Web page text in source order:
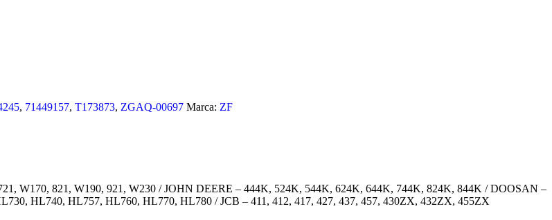
, 71449157, T173873, ZGAQ-00697 Marca: ZF
W170, 821, W190, 921, W230 / JOHN DEERE – 444K, 524K, 544K, 624K, 644K, 744K, 824K, 844K / DOOSAN –
HL740, HL757, HL760, HL770, HL780 / JCB – 411, 412, 417, 427, 437, 457, 430ZX, 432ZX, 455ZX